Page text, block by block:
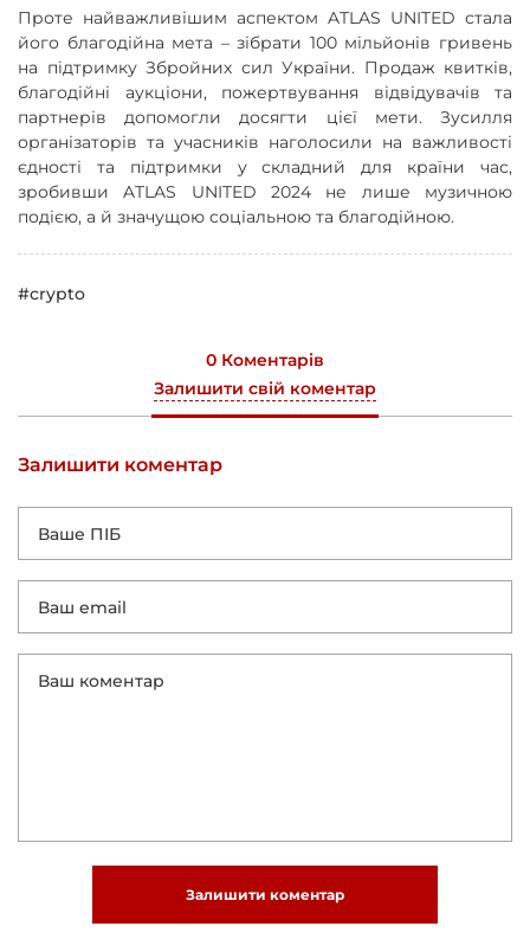
Проте найважливішим аспектом ATLAS UNITED стала
його благодійна мета – зібрати 100 мільйонів гривень
на підтримку Збройних сил України. Продаж квитків,
благодійні аукціони, пожертвування відвідувачів та
партнерів допомогли досягти цієї мети. Зусилля
організаторів та учасників наголосили на важливості
єдності та підтримки у складний для країни час,
зробивши ATLAS UNITED 2024 не лише музичною
подією, а й значущою соціальною та благодійною.
#crypto
0 Коментарів
Залишити свій коментар
Залишити коментар
Залишити коментар